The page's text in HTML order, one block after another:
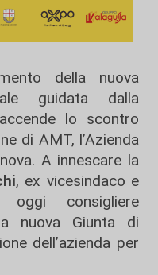
della nuova
guidata dalla
lo scontro
di AMT, l’Azienda
A innescare la
, ex vicesindaco e
oggi consigliere
nuova Giunta di
dell’azienda per